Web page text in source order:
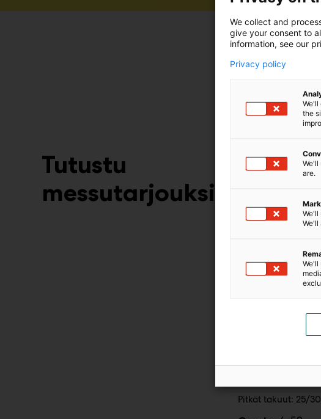
Tutustu
messutarjouksiin
Pitkät takuut: 25/
We collect and
give your consent to
information, see our
Privacy policy
We'll
the
We'll
are.
We'll
We'll
We'll